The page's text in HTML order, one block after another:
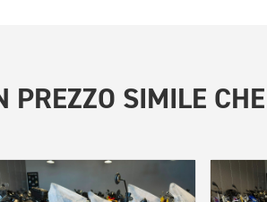
PREZZO SIMILE